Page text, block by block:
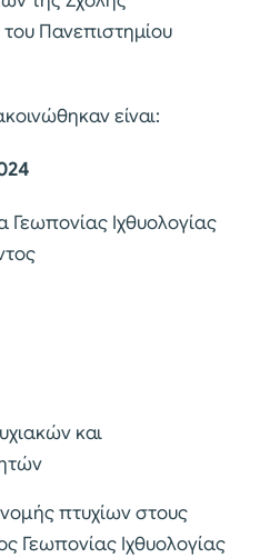
Πανεπιστημίου
είναι:
Ιχθυολογίας
και
πτυχίων στους
Γεωπονίας Ιχθυολογίας